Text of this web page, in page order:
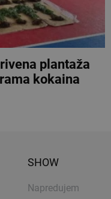
plantaža
kokaina
SHOW
Napredujem